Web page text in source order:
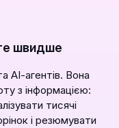
швидше
АІ-агентів. Вона
з інформацією:
тисячі
і резюмувати